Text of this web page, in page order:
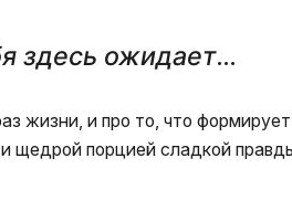
здесь ожидает…
жизни, и про то, что
щедрой порцией сладкой